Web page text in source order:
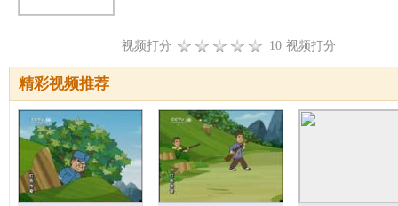
视频打分 10 视频打分
精彩视频推荐